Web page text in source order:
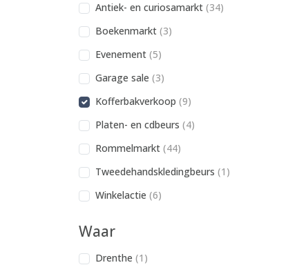
Antiek- en curiosamarkt (34)
Boekenmarkt (3)
Evenement (5)
Garage sale (3)
Kofferbakverkoop (9)
Platen- en cdbeurs (4)
Rommelmarkt (44)
Tweedehandskledingbeurs (1)
Winkelactie (6)
Waar
Drenthe (1)